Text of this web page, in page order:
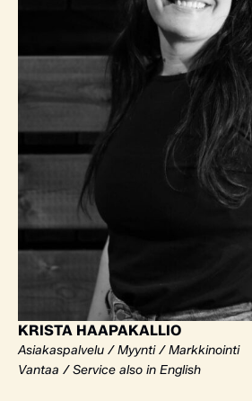
KRISTA HAAPAKALLIO
Asiakaspalvelu / Myynti / Markkinointi
Vantaa / Service also in English